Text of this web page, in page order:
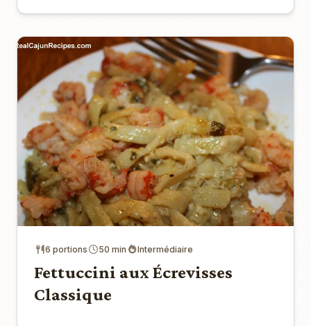
6 portions 50 min Intermédiaire
Fettuccini aux Écrevisses
Classique